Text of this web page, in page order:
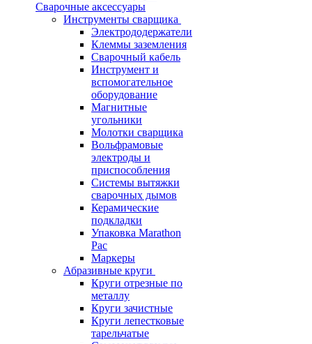
Сварочные аксессуары
Инструменты сварщика
Электрододержатели
Клеммы заземления
Сварочный кабель
Инструмент и
вспомогательное
оборудование
Магнитные
угольники
Молотки сварщика
Вольфрамовые
электроды и
приспособления
Системы вытяжки
сварочных дымов
Керамические
подкладки
Упаковка Marathon
Pac
Маркеры
Абразивные круги
Круги отрезные по
металлу
Круги зачистные
Круги лепестковые
тарельчатые